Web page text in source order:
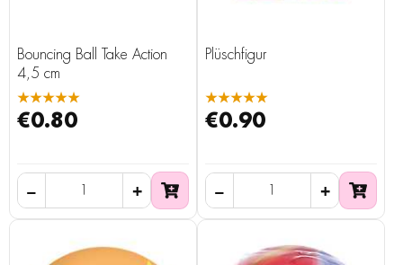
Bouncing Ball Take Action
4,5 cm
★★★★★
€0.80
Plüschfigur
★★★★★
€0.90